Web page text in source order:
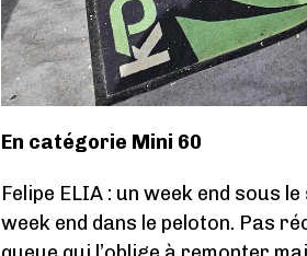
En catégorie Mini 60
Felipe ELIA : un week end sous
week end dans le peloton. Pas